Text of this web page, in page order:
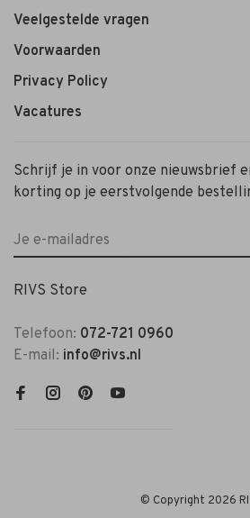
Veelgestelde vragen
Voorwaarden
Privacy Policy
Vacatures
Schrijf je in voor onze nieuwsbrief
korting op je eerstvolgende
RIVS Store
Telefoon: 072-721 0960
E-mail: info@rivs.nl
© Copyright 2026